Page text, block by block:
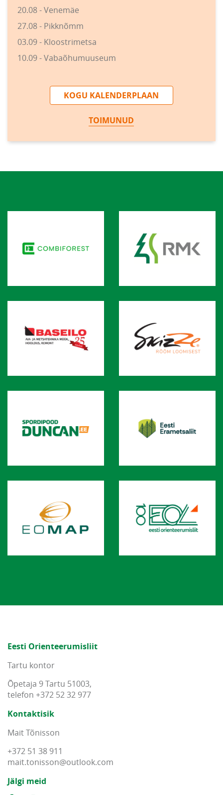
20.08 - Venemäe
27.08 - Pikknõmm
03.09 - Kloostrimetsa
10.09 - Vabaõhumuuseum
KOGU KALENDERPLAAN
TOIMUNUD
Eesti Orienteerumisliit
Tartu kontor
Õpetaja 9 Tartu 51003,
telefon +372 52 32 977
Kontaktisik
Mait Tõnisson
+372 51 38 911
mait.tonisson@outlook.com
Jälgi meid